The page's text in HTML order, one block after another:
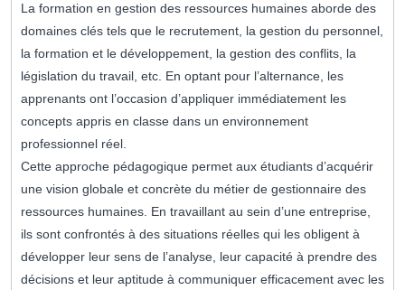
La formation en gestion des ressources humaines aborde des
domaines clés tels que le recrutement, la gestion du personnel,
la formation et le développement, la gestion des conflits, la
législation du travail, etc. En optant pour l’alternance, les
apprenants ont l’occasion d’appliquer immédiatement les
concepts appris en classe dans un environnement
professionnel réel.
Cette approche pédagogique permet aux étudiants d’acquérir
une vision globale et concrète du métier de gestionnaire des
ressources humaines. En travaillant au sein d’une entreprise,
ils sont confrontés à des situations réelles qui les obligent à
développer leur sens de l’analyse, leur capacité à prendre des
décisions et leur aptitude à communiquer efficacement avec les